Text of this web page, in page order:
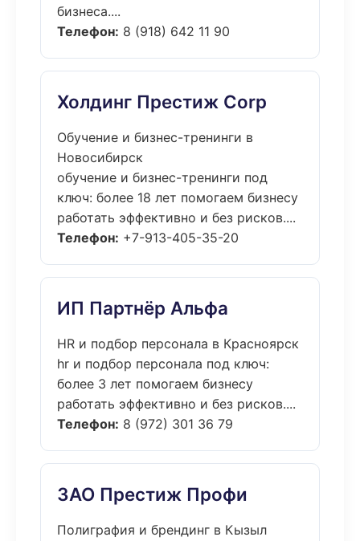
бизнеса....
Телефон: 8 (918) 642 11 90
Холдинг Престиж Corp
Обучение и бизнес-тренинги в
Новосибирск
обучение и бизнес-тренинги под
ключ: более 18 лет помогаем бизнесу
работать эффективно и без рисков....
Телефон: +7-913-405-35-20
ИП Партнёр Альфа
HR и подбор персонала в Красноярск
hr и подбор персонала под ключ:
более 3 лет помогаем бизнесу
работать эффективно и без рисков....
Телефон: 8 (972) 301 36 79
ЗАО Престиж Профи
Полиграфия и брендинг в Кызыл